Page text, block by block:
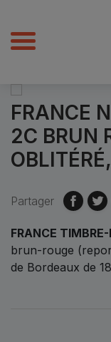
FRANCE
2C BRUN
Partager
FRANCE
brun-rouge
de Bordeaux de